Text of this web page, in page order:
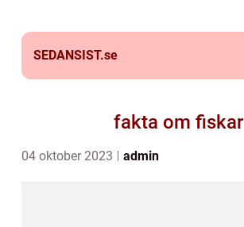
SEDANSIST.se
fakta om fiskar
04 oktober 2023 admin